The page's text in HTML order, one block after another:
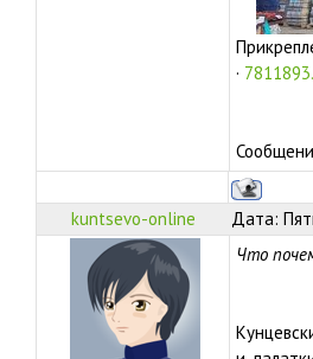
·
kuntsevo-online Дата:
Что